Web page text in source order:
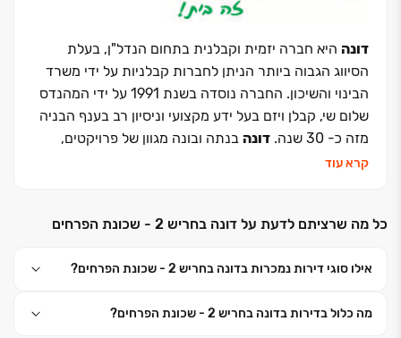
דונה היא חברה יזמית וקבלנית בתחום הנדל"ן, בעלת
הסיווג הגבוה ביותר הניתן לחברות קבלניות על ידי משרד
הבינוי והשיכון. החברה נוסדה בשנת 1991 על ידי המהנדס
שלום שי, קבלן ויזם בעל ידע מקצועי וניסיון רב בענף הבניה
מזה כ- 30 שנה.
דונה בנתה ובונה מגוון של פרויקטים,
הכוללים אלפי יחידות דיור למגורים, מרכזים מסחריים,
מתמדת. החברה מעסיקה את מיטב המתכננים, המהנדסים
מענה לצרכי הלקוח ולהנאתו המרבית. עובדי החברה גאים
מתן תשומת לב מרבית לטובתו של הלקוח, ליווי הדייר
קרא עוד
כל מה שרציתם לדעת על דונה בחריש 2 - שכונת הפרחים
אילו סוגי דירות נמכרות בדונה בחריש 2 - שכונת הפרחים?
מה כלול בדירות בדונה בחריש 2 - שכונת הפרחים?